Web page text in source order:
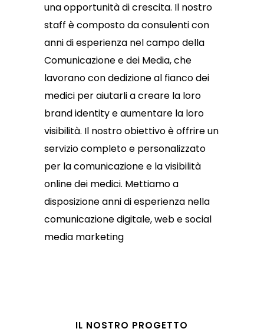
una opportunità di crescita. Il nostro
staff è composto da consulenti con
anni di esperienza nel campo della
Comunicazione e dei Media, che
lavorano con dedizione al fianco dei
medici per aiutarli a creare la loro
brand identity e aumentare la loro
visibilità. Il nostro obiettivo è offrire un
servizio completo e personalizzato
per la comunicazione e la visibilità
online dei medici. Mettiamo a
disposizione anni di esperienza nella
comunicazione digitale, web e social
media marketing
IL NOSTRO PROGETTO